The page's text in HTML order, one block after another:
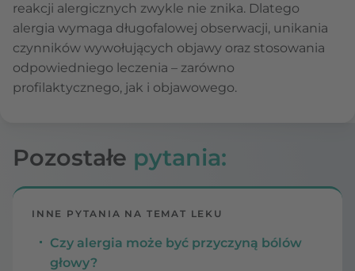
reakcji alergicznych zwykle nie znika. Dlatego
alergia wymaga długofalowej obserwacji, unikania
czynników wywołujących objawy oraz stosowania
odpowiedniego leczenia – zarówno
profilaktycznego, jak i objawowego.
Pozostałe pytania:
INNE PYTANIA NA TEMAT LEKU
Czy alergia może być przyczyną bólów
głowy?